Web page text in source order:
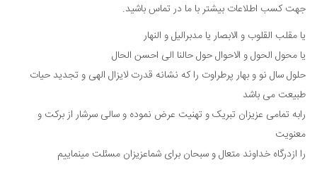
جهت کسب اطلاعات بیشتر با ما در تماس باشید.
یا مقلب القلوب و الابصار یا مدبرالیل و النهار
یا محول الحول و الاحوال حول حالنا الی احسن الحال
حلول سال نو و بهار پرطراوت را که نشانه قدرت لایزال الهی و تجدید حیات
طبیعت می باشد
رابه تمامی عزیزان تبریک و تهنیت عرض نموده و سالی سرشار از برکت و
معنویت
را ازدرگاه خداوند متعال و سبحان برای شماعزیزان مسئلت مینماییم